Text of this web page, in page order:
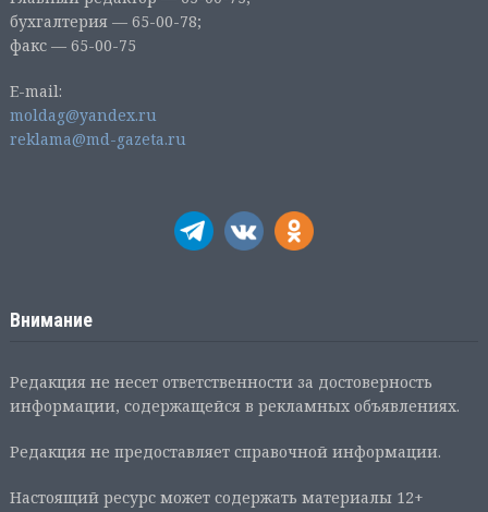
бухгалтерия — 65-00-78;
факс — 65-00-75
E-mail:
moldag@yandex.ru
reklama@md-gazeta.ru
Внимание
Редакция не несет ответственности за достоверность
информации, содержащейся в рекламных объявлениях.
Редакция не предоставляет справочной информации.
Настоящий ресурс может содержать материалы 12+